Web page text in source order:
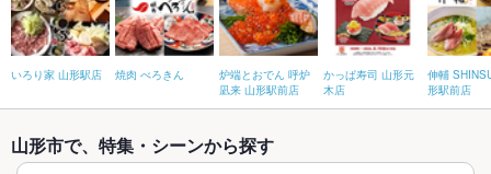
いろり家 山形駅店 焼肉 べろきん
炉端とおでん 呼炉
凪来 山形駅前店
かっぱ寿司 山形元
木店
伸輔
形駅前店
山形市で、特集・シーンから探す